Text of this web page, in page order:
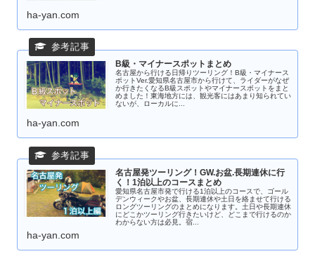
ha-yan.com
B級・マイナースポットまとめ
名古屋から行ける日帰りツーリング！B級・マイナース
ポットVer.愛知県名古屋市から行けて、ライダーがなぜ
か行きたくなるB級スポットやマイナースポットをまと
めました！東海地方には、観光客にはあまり知られてい
ないが、ローカルに...
ha-yan.com
名古屋発ツーリング！GW.お盆.長期連休に行
く！1泊以上のコースまとめ
愛知県名古屋市発で行ける1泊以上のコースで、ゴール
デンウィークやお盆、長期連休や土日を絡ませて行ける
ロングツーリングのまとめになります。土日や長期連休
にどこかツーリング行きたいけど、どこまで行けるのか
わからない方は必見。宿...
ha-yan.com